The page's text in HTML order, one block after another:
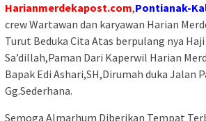
Harianmerdekapost.com,Pontianak-
crew Wartawan dan karyawan Harian
Turut Beduka Cita Atas berpulang nya
Sa’dillah,Paman Dari Kaperwil Harian
Bapak Edi Ashari,SH,Dirumah duka Jalan
Gg.Sederhana.
Semoga Almarhum Diberikan Tempat